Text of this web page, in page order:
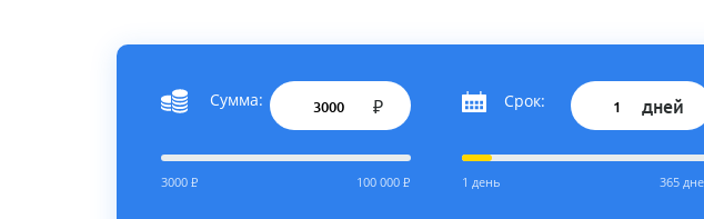
Сумма: ₽
3000 Р 100 000 Р
Срок: дней
1 день 365